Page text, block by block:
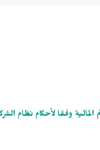
في إيداع القوائم المالية وفقا لأحكام نظام